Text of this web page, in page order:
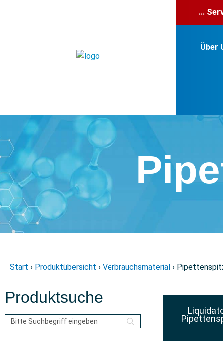
...
Über
Start › Produktübersicht › Verbrauchsmaterial ›
Produktsuche